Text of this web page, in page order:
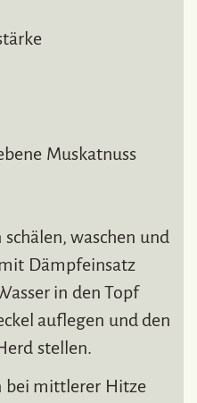
Muskatnuss
waschen und
Dämpfeinsatz
in den Topf
auflegen und den
stellen.
bei mittlerer Hitze